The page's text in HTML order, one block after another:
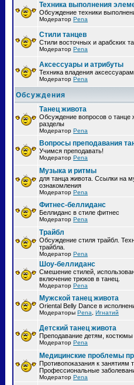
Техника выполнения
Обсуждение техники
Модератор Pena
Стили танцев
Стили восточных и арабских
Модератор Pena
Аксессуары и атрибуты
Техника владения
Модератор Pena
Обсуждения
Танец живота
Обсуждение вопросов о танце
разделы
Модератор Pena
Вопросы преподавания
Учимся преподавать!
Модератор Pena
Музыка и ритмы
для танца живота. Ссылки на
ознакомления
Модератор Pena
Фитнес-беллиданс
Беллиданс в стиле фитнес
Модератор Pena
Трайбл
Обсуждение стиля трайбл.
трайбла.
Модератор Pena
Шоу-беллиданс
Смешение стилей,
включение трюков в танец.
Модератор Pena
Мужской танец живота
Oriental Belly Dance в
Модераторы Pena Игнатий
Детский танец живота
Преподавание детям, костюмы
Модератор Pena
Медицинские проблемы
Противопоказания к
Профессиональные
Модератор Pena